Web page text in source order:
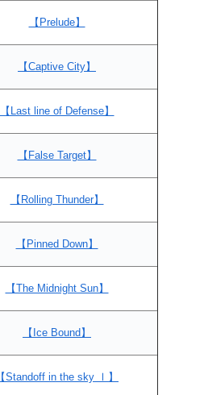
【Prelude】
【Captive City】
【Last line of Defense】
【False Target】
【Rolling Thunder】
【Pinned Down】
【The Midnight Sun】
【Ice Bound】
【Standoff in the sky Ⅰ】